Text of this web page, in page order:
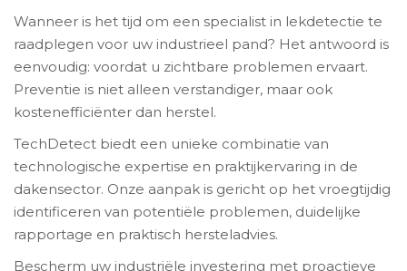
Wanneer is het tijd om een specialist in lekdetectie te
raadplegen voor uw industrieel pand? Het antwoord is
eenvoudig: voordat u zichtbare problemen ervaart.
Preventie is niet alleen verstandiger, maar ook
kostenefficiënter dan herstel.
TechDetect biedt een unieke combinatie van
technologische expertise en praktijkervaring in de
dakensector. Onze aanpak is gericht op het vroegtijdig
identificeren van potentiële problemen, duidelijke
rapportage en praktisch hersteladvies.
Bescherm uw industriële investering met proactieve